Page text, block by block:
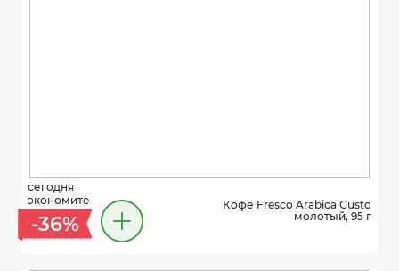
сегодня
экономите
-36%
Кофе Fresco Arabica Gusto
молотый, 95 г